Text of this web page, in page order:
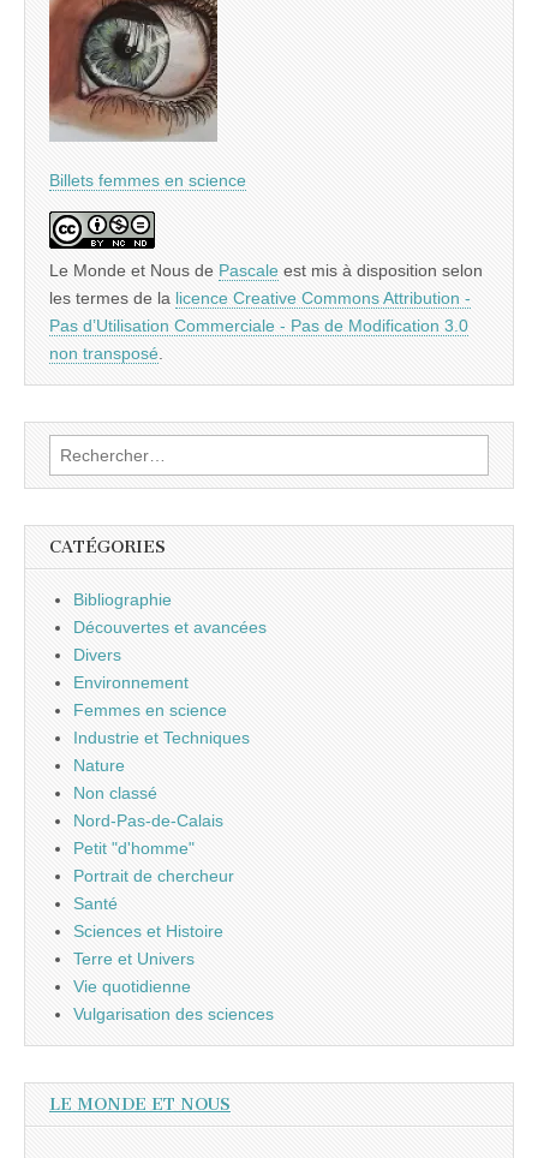
Billets femmes en science
Le Monde et Nous de Pascale est mis à disposition selon
les termes de la licence Creative Commons Attribution -
Pas d’Utilisation Commerciale - Pas de Modification 3.0
non transposé
Rechercher :
CATÉGORIES
Bibliographie
Découvertes et avancées
Divers
Environnement
Femmes en science
Industrie et Techniques
Nature
Non classé
Nord-Pas-de-Calais
Petit "d'homme"
Portrait de chercheur
Santé
Sciences et Histoire
Terre et Univers
Vie quotidienne
Vulgarisation des sciences
LE MONDE ET NOUS